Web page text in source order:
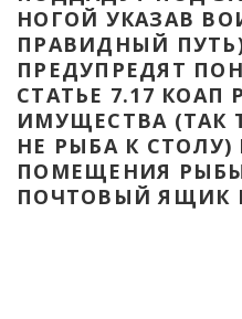
НОГОЙ УКАЗАВ
ПРАВИДНЫЙ
ПРЕДУПРЕДЯТ
СТАТЬЕ 7.17 КОАП
ИМУЩЕСТВА (ТАК
НЕ РЫБА К СТОЛУ)
ПОМЕЩЕНИЯ
ПОЧТОВЫЙ ЯЩИК